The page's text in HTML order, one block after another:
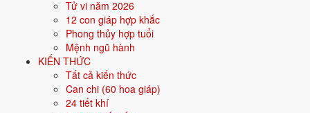
Tử vi năm 2026
12 con giáp hợp khắc
Phong thủy hợp tuổi
Mệnh ngũ hành
KIẾN THỨC
Tất cả kiến thức
Can chi (60 hoa giáp)
24 tiết khí
Tùng Bách Mộc
Mệnh ngũ hành 🌿Mộc
Xanh lá